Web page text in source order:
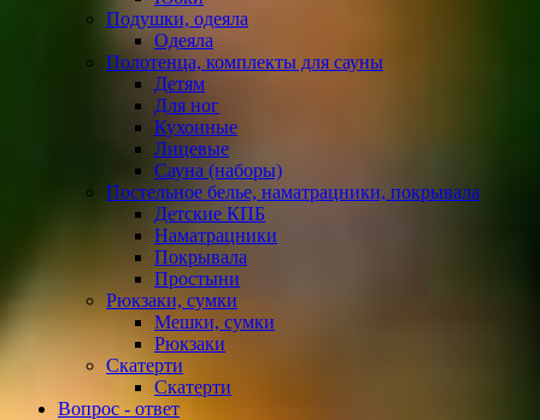
Подушки, одеяла
Одеяла
Полотенца, комплекты для сауны
Детям
Для ног
Кухонные
Лицевые
Сауна (наборы)
Постельное белье, наматрацники, покрывала
Детские КПБ
Наматрацники
Покрывала
Простыни
Рюкзаки, сумки
Мешки, сумки
Рюкзаки
Скатерти
Скатерти
Вопрос - ответ